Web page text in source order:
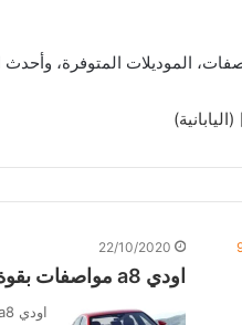
الموديلات المتوفرة، وأحدث
(اليابانية)
22/10/2020
اودي a8 مواصفات بقوة .453 حصان